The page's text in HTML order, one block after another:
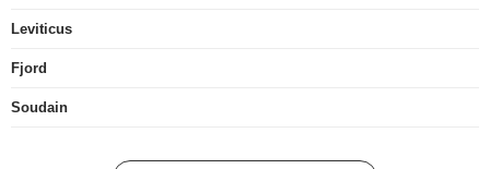
Leviticus
Fjord
Soudain